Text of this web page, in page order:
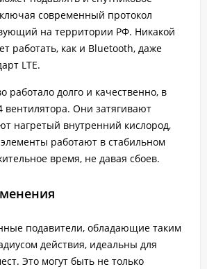
современный протокол
на территории РФ. Никакой
работать, как и Bluetooth, даже
LTE.
работало долго и качественно, в
вентилятора. Они затягивают
нагретый внутренний кислород,
элементы работают в стабильном
время, не давая сбоев.
подавители, обладающие таким
действия, идеальны для
Это могут быть не только